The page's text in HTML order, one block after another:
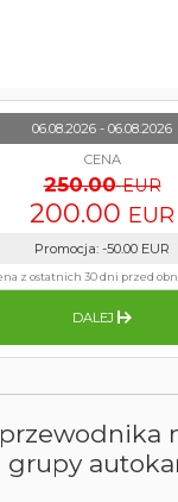
grupy
06.08.2026 - 06.08.2026
CENA
250.00 EUR
200.00 EUR
Promocja: -50.00 EUR
z ostatnich 30 dni przed
DALEJ